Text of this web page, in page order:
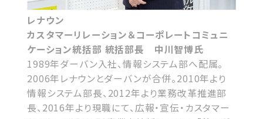
レナウン
カスタマーリレーション＆コーポレートコミュニ
ケーション統括部 統括部長 中川智博氏
1989年ダーバン入社、情報システム部へ配属。
2006年レナウンとダーバンが合併。2010年より
情報システム部長、2012年より業務改革推進部
長、2016年より現職にて、広報・宣伝・カスタマー